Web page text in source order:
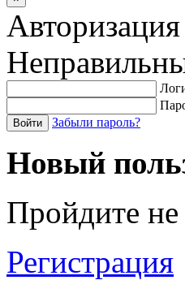
Авторизация
Войти Забыли пароль?
Новый
Пройдите
Регистрация